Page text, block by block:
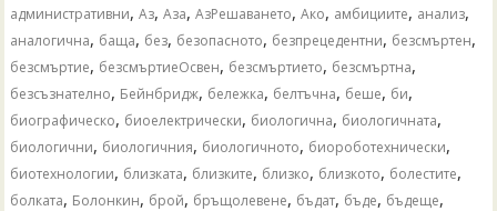
административни,Аз,Аза,АзРешаването,Ако, амбициите, анализ,
аналогична, баща, без, безопасното, безпрецедентни, безсмъртен,
безсмъртие, безсмъртиеОсвен, безсмъртието, безсмъртна,
безсъзнателно, Бейнбридж, бележка, белтъчна, беше, би,
биографическо, биоелектрически, биологична, биологичната,
биологични, биологичния, биологичното, биороботехнически,
биотехнологии, близката, близките, близко, близкото, болестите,
болката, Болонкин, брой, бръщолевене, бъдат, бъде, бъдеще,